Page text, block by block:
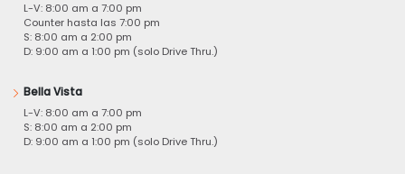
L-V: 8:00 am a 7:00 pm
Counter hasta las 7:00 pm
S: 8:00 am a 2:00 pm
D: 9:00 am a 1:00 pm (solo Drive Thru.)
Bella Vista
L-V: 8:00 am a 7:00 pm
S: 8:00 am a 2:00 pm
D: 9:00 am a 1:00 pm (solo Drive Thru.)